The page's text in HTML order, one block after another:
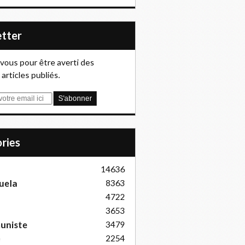
pour être averti des
publiés.
14636
8363
4722
3653
3479
2254